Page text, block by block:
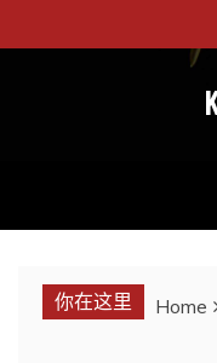
to
你在这里 Home